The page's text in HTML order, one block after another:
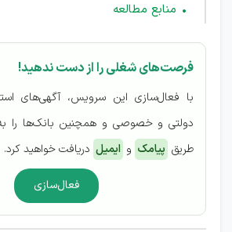
منابع مطالعه
فرصت‌های شغلی را از دست ندهید!
با فعال‌سازی این سرویس، آگهی‌های
دولتی و خصوصی و همچنین بانک‌ها را
طریق پیامک و ایمیل دریافت خواهید کرد.
فعال‌سازی